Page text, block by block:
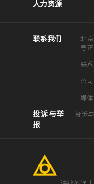
人力资源
联系我们
北
号
联
公
媒
投诉与举
报
投诉